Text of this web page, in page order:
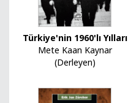
Türkiye'nin 1960'lı Yılları
Mete Kaan Kaynar
(Derleyen)